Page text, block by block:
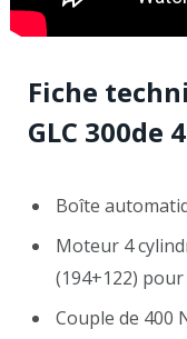
Fiche
GLC 300de
Boîte
Moteur 4
(194+122)
Couple de 400